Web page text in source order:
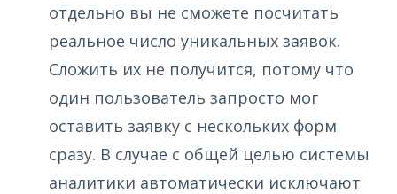
отдельно вы не сможете посчитать
реальное число уникальных заявок.
Сложить их не получится, потому что
один пользователь запросто мог
оставить заявку с нескольких форм
сразу. В случае с общей целью системы
аналитики автоматически исключают